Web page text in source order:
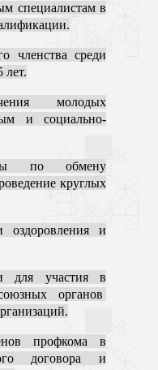
специалистам в
членства среди
лет.
молодых
и социально-
по обмену
круглых
и
для участия в
органов
профкома в
договора и